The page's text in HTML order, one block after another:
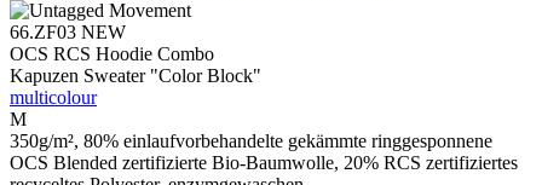
66.ZF03 NEW
OCS RCS Hoodie Combo
Kapuzen Sweater "Color Block"
multicolour
M
350g/m², 80% einlaufvorbehandelte gekämmte ringgesponnene
OCS Blended zertifizierte Bio-Baumwolle, 20% RCS zertifiziertes